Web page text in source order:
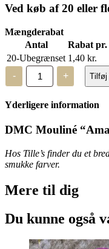
Ved køb af 20 eller
Mængderabat
Antal
Rabat pr.
20-Ubegrænset 1,40 kr.
-
DMC
Mouliné,
“Amagergarn”
612
+ Tilføj
Yderligere information
DMC Mouliné
Hos Tille’s finder du et
smukke farver.
Mere til dig
Du kunne også